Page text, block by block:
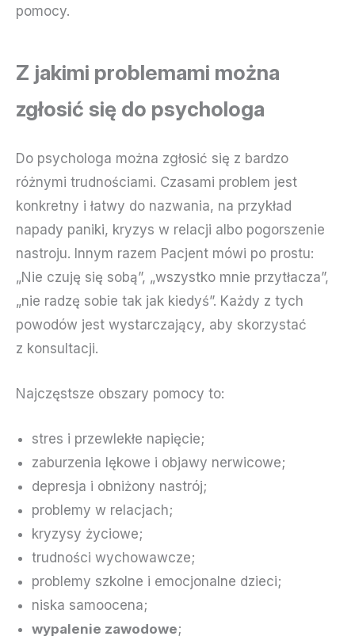
pomocy.
Z jakimi problemami można
zgłosić się do psychologa
Do psychologa można zgłosić się z bardzo
różnymi trudnościami. Czasami problem jest
konkretny i łatwy do nazwania, na przykład
napady paniki, kryzys w relacji albo pogorszenie
nastroju. Innym razem Pacjent mówi po prostu:
„Nie czuję się sobą”, „wszystko mnie przytłacza”,
„nie radzę sobie tak jak kiedyś”. Każdy z tych
powodów jest wystarczający, aby skorzystać
z konsultacji.
Najczęstsze obszary pomocy to:
stres i przewlekłe napięcie;
zaburzenia lękowe i objawy nerwicowe;
depresja i obniżony nastrój;
problemy w relacjach;
kryzysy życiowe;
trudności wychowawcze;
problemy szkolne i emocjonalne dzieci;
niska samoocena;
wypalenie zawodowe;